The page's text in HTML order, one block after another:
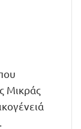
Μικράς